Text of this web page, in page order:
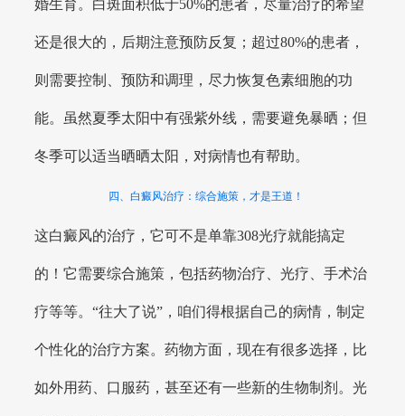
婚生育。白斑面积低于50%的患者，尽量治疗的希望
还是很大的，后期注意预防反复；超过80%的患者，
则需要控制、预防和调理，尽力恢复色素细胞的功
能。虽然夏季太阳中有强紫外线，需要避免暴晒；但
冬季可以适当晒晒太阳，对病情也有帮助。
四、白癜风治疗：综合施策，才是王道！
这白癜风的治疗，它可不是单靠308光疗就能搞定
的！它需要综合施策，包括药物治疗、光疗、手术治
疗等等。“往大了说”，咱们得根据自己的病情，制定
个性化的治疗方案。药物方面，现在有很多选择，比
如外用药、口服药，甚至还有一些新的生物制剂。光